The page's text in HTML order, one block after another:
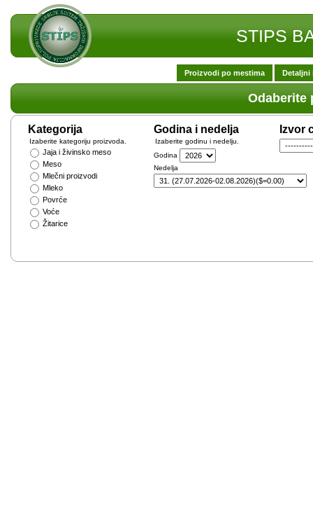
STIPS
Proizvodi po mestima Detaljni
Odaberite
Kategorija
Izaberite kategoriju proizvoda.
Jaja i živinsko meso
Meso
Mlečni proizvodi
Mleko
Povrće
Voće
Žitarice
Godina i nedelja
Izaberite godinu i nedelju.
Godina
Nedelja
Izvor